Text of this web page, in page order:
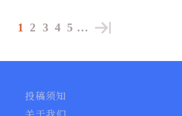
1 2 3 4 5 …
投稿须知